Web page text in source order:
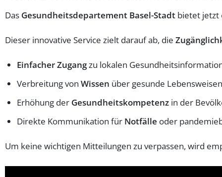
Das Gesundheitsdepartement Basel-Stadt bietet jetzt
Dieser innovative Service zielt darauf ab, die
Einfacher Zugangzu lokalen
Verbreitung von Wissen über gesunde
Erhöhung der Gesundheitskompetenz in der
Direkte Kommunikation für Notfälle oder
Um keine wichtigen Mitteilungen zu verpassen, wird